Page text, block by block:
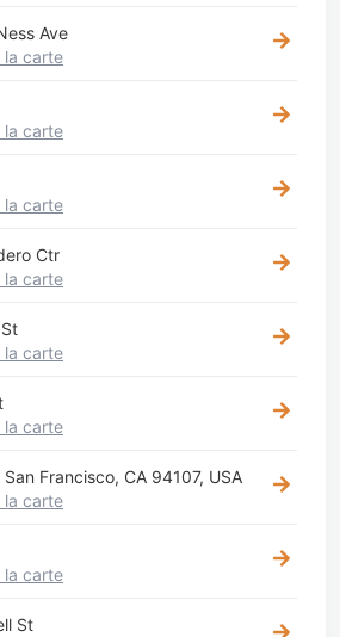
Ave
la carte
la carte
la carte
Ctr
la carte
la carte
la carte
Francisco, CA 94107, USA
la carte
la carte
St